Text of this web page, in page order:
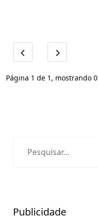
Página 1 de 1, mostrando
Publicidade